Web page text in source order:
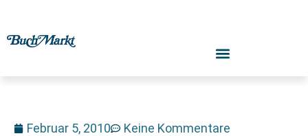
Februar 5, 2010 Keine Kommentare